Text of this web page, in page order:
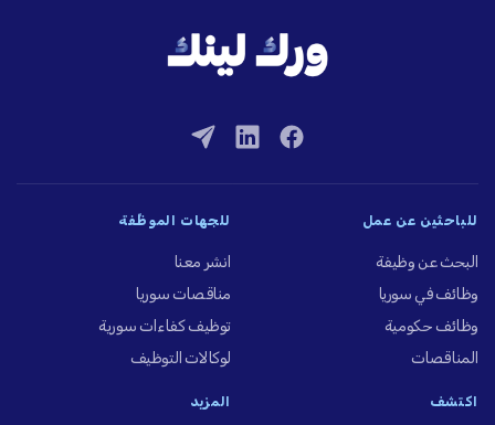
للباحثين عن عمل
البحث عن وظيفة
وظائف في سوريا
وظائف حكومية
المناقصات
للجهات الموظِّفة
انشر معنا
مناقصات سوريا
توظيف كفاءات سورية
لوكالات التوظيف
اكتشف المزيد